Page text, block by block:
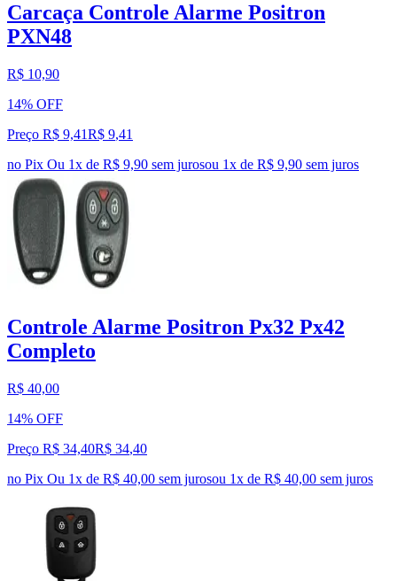
Carcaça Controle Alarme Positron
PXN48
R$ 10,90
14% OFF
Preço R$ 9,41R$ 9,41
no Pix Ou 1x de R$ 9,90 sem jurosou 1x de R$ 9,90 sem juros
Controle Alarme Positron Px32 Px42
Completo
R$ 40,00
14% OFF
Preço R$ 34,40R$ 34,40
no Pix Ou 1x de R$ 40,00 sem jurosou 1x de R$ 40,00 sem juros